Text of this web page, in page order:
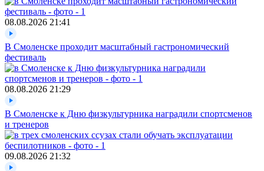
08.08.2026 21:41
В Смоленске проходит масштабный гастрономический
фестиваль
08.08.2026 21:29
В Смоленске к Дню физкультурника наградили спортсменов
и тренеров
09.08.2026 21:32